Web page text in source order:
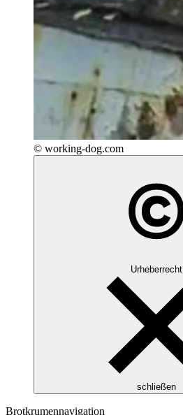
© working-dog.com
Urheberrecht
schließen
Brotkrumennavigation